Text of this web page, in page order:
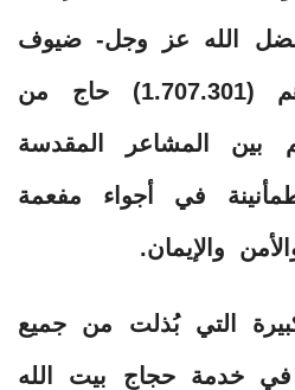
الله عز وجل- ضيوف
الرحمن البالغ عددهم (1.707.301) حاج من
بين المشاعر المقدسة
في أجواء مفعمة
والإيمان.
التي بُذلت من جميع
في خدمة حجاج بيت الله